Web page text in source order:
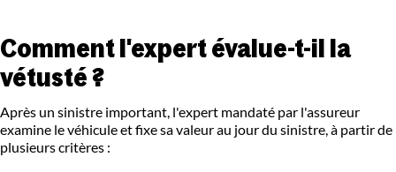
Comment l'expert évalue-t-il la
vétusté ?
Après un sinistre important, l'expert mandaté par l'assureur
examine le véhicule et fixe sa valeur au jour du sinistre, à partir de
plusieurs critères :